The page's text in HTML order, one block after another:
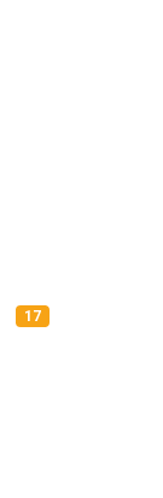
17